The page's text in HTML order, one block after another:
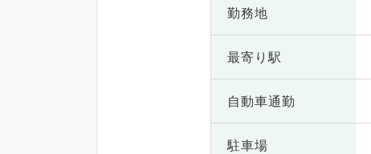
勤務地
最寄り駅
自動車通勤
駐車場